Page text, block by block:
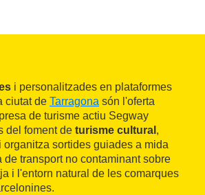
i personalitzades en plataformes
ciutat de Tarragona són l'oferta
de turisme actiu Segway
del foment de turisme cultural ,
organitza sortides guiades a mida
de transport no contaminant sobre
i l'entorn natural de les comarques